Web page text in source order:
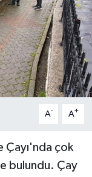
A- A+
Çayı'nda çok
bulundu. Çay